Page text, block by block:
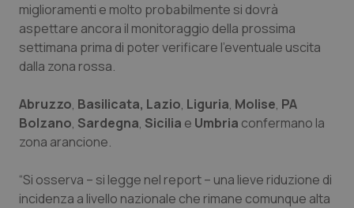
Sardegna
Sicilia
Toscana
Umbria
Valle D’Aosta
Malattia di Crohn & Rettocolite Ulcerosa
Neuroscienze & patologie neurodegenerative
Obesità
Oftalmologia
Oncodermatologia
miglioramenti e molto probabilmente si dovrà
aspettare ancora il monitoraggio della prossima
settimana prima di poter verificare l'eventuale uscita
dalla zona rossa.
Abruzzo, Basilicata, Lazio, Liguria, Molise, PA
Bolzano, Sardegna, Sicilia e Umbria confermano la
zona arancione.
“Si osserva – si legge nel report – una lieve riduzione di
incidenza a livello nazionale che rimane comunque alta